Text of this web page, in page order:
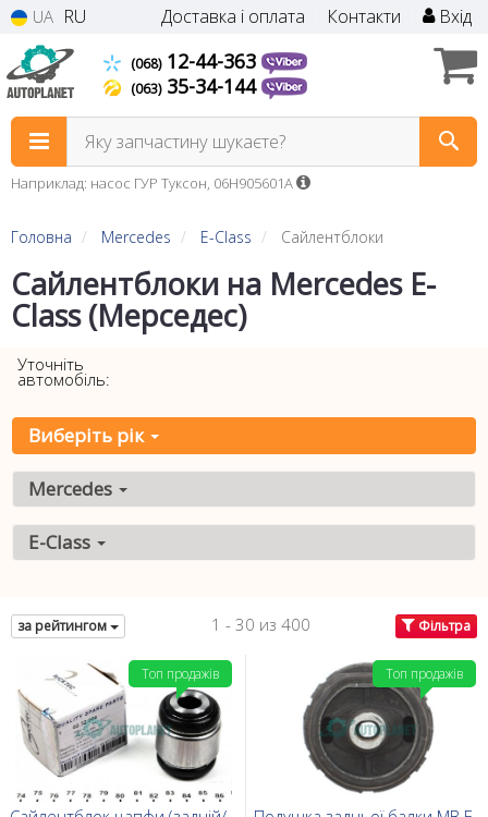
UA RU Доставка і оплата Контакти Вхід
(068)12-44-363
(063)35-34-144
Яку запчастину шукаєте?
Наприклад: насос ГУР Туксон, 06H905601A
Головна Mercedes E-Class Сайлентблоки
Сайлентблоки на Mercedes E-
Class (Мерседес)
Уточніть
автомобіль:
Виберіть рік
Mercedes
E-Class
за рейтингом 1 - 30 из 400 Фільтра
Топ продажів Топ продажів